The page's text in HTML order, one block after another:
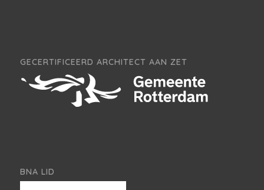
GECERTIFICEERD ARCHITECT AAN ZET
BNA LID